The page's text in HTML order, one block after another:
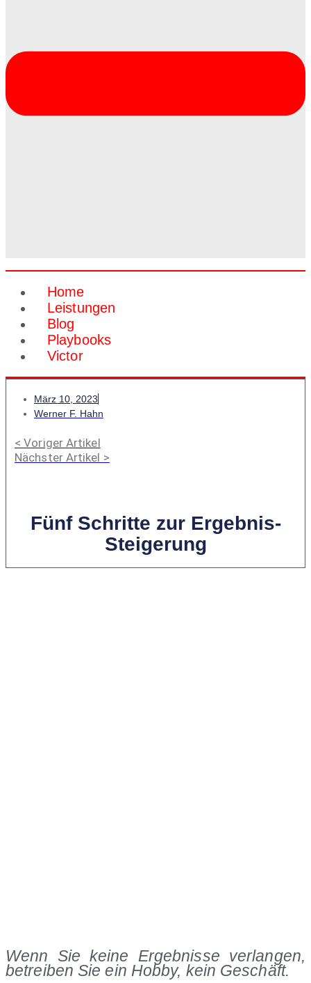
Home
Leistungen
Blog
Playbooks
Victor
März 10, 2023
Werner F. Hahn
< Voriger Artikel
Nächster Artikel >
Fünf Schritte zur Ergebnis-
Steigerung
Wenn Sie keine Ergebnisse verlangen,
betreiben Sie ein Hobby, kein Geschäft.